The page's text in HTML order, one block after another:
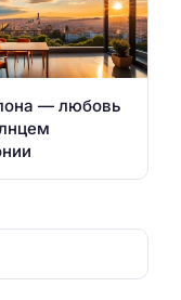
— любовь